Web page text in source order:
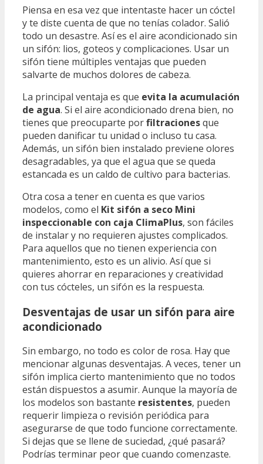
Piensa en esa vez que intentaste hacer un cóctel
y te diste cuenta de que no tenías colador. Salió
todo un desastre. Así es el aire acondicionado sin
un sifón: lios, goteos y complicaciones. Usar un
sifón tiene múltiples ventajas que pueden
salvarte de muchos dolores de cabeza.
La principal ventaja es que evita la acumulación
de agua. Si el aire acondicionado drena bien, no
tienes que preocuparte porfiltracionesque
pueden danificar tu unidad o incluso tu casa.
Además, un sifón bien instalado previene olores
desagradables, ya que el agua que se queda
estancada es un caldo de cultivo para bacterias.
Otra cosa a tener en cuenta es que varios
modelos, como el Kit sifón a seco Mini
inspeccionable con caja ClimaPlus, son fáciles
de instalar y no requieren ajustes complicados.
Para aquellos que no tienen experiencia con
mantenimiento, esto es un alivio. Así que si
quieres ahorrar en reparaciones y creatividad
con tus cócteles, un sifón es la respuesta.
Desventajas de usar un sifón para aire
acondicionado
Sin embargo, no todo es color de rosa. Hay que
mencionar algunas desventajas. A veces, tener un
sifón implica cierto mantenimiento que no todos
están dispuestos a asumir. Aunque la mayoría de
los modelos son bastante resistentes, pueden
requerir limpieza o revisión periódica para
asegurarse de que todo funcione correctamente.
Si dejas que se llene de suciedad, ¿qué pasará?
Podrías terminar peor que cuando comenzaste.